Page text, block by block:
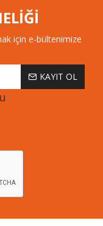
için e-bültenimize
KAYIT OL